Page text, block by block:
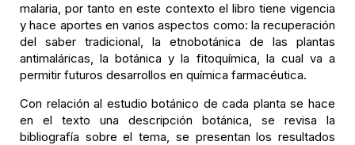
malaria, por tanto en este contexto el libro tiene vigencia
y hace aportes en varios aspectos como: la recuperación
del saber tradicional, la etnobotánica de las plantas
antimaláricas, la botánica y la fitoquímica, la cual va a
permitir futuros desarrollos en química farmacéutica.
Con relación al estudio botánico de cada planta se hace
en el texto una descripción botánica, se revisa la
bibliografía sobre el tema, se presentan los resultados